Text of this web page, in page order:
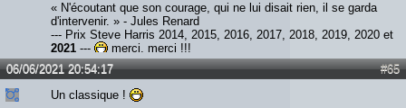
« N'écoutant que son courage, qui ne lui disait rien, il se garda
d'intervenir. » - Jules Renard
--- Prix Steve Harris 2014, 2015, 2016, 2017, 2018, 2019, 2020 et
2021 ---
merci, merci !!!
#65
06/06/2021 20:54:17
Un classique !